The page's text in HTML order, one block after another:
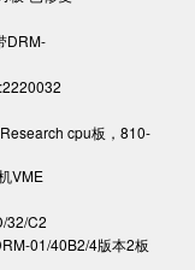
DRM-
cpu板，810-
VME
32/C2
01/40B2/4版本2板